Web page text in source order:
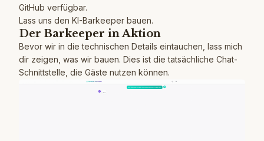
GitHub verfügbar.
Lass uns den KI-Barkeeper bauen.
Der Barkeeper in Aktion
Bevor wir in die technischen Details eintauchen, lass mich
dir zeigen, was wir bauen. Dies ist die tatsächliche Chat-
Schnittstelle, die Gäste nutzen können.